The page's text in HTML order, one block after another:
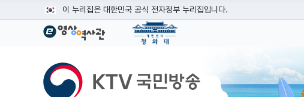
이 누리집은 대한민국 공식 전자정부 누리집입니다.
공식 누리집 주소 확인하기
이밖에 or.kr 또는 .kr등 다른 도메인 주소를 사용하고 있다면 아래 URL에
운영중인 공식 누리집보기
KTV국민방송